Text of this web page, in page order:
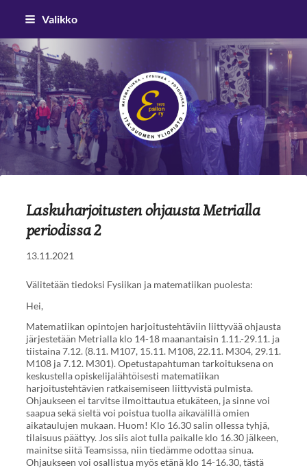
Siirry
sivun
sisältöön
Valikko
Epsilon ry
Laskuharjoitusten ohjausta Metrialla
periodissa 2
13.11.2021
Välitetään tiedoksi Fysiikan ja matematiikan puolesta:
Hei,
Matematiikan opintojen harjoitustehtäviin liittyvää ohjausta
järjestetään Metrialla klo 14-18 maanantaisin 1.11.-29.11. ja
tiistaina 7.12. (8.11. M107, 15.11. M108, 22.11. M304, 29.11.
M108 ja 7.12. M301). Opetustapahtuman tarkoituksena on
keskustella opiskelijalähtöisesti matematiikan
harjoitustehtävien ratkaisemiseen liittyvistä pulmista.
Ohjaukseen ei tarvitse ilmoittautua etukäteen, ja sinne voi
saapua sekä sieltä voi poistua tuolla aikavälillä omien
aikataulujen mukaan. Huom! Klo 16.30 salin ollessa tyhjä,
tilaisuus päättyy. Jos siis aiot tulla paikalle klo 16.30 jälkeen,
mainitse siitä Teamsissa, niin tiedämme odottaa sinua.
Ohjaukseen voi osallistua myös etänä klo 14-16.30, tästä